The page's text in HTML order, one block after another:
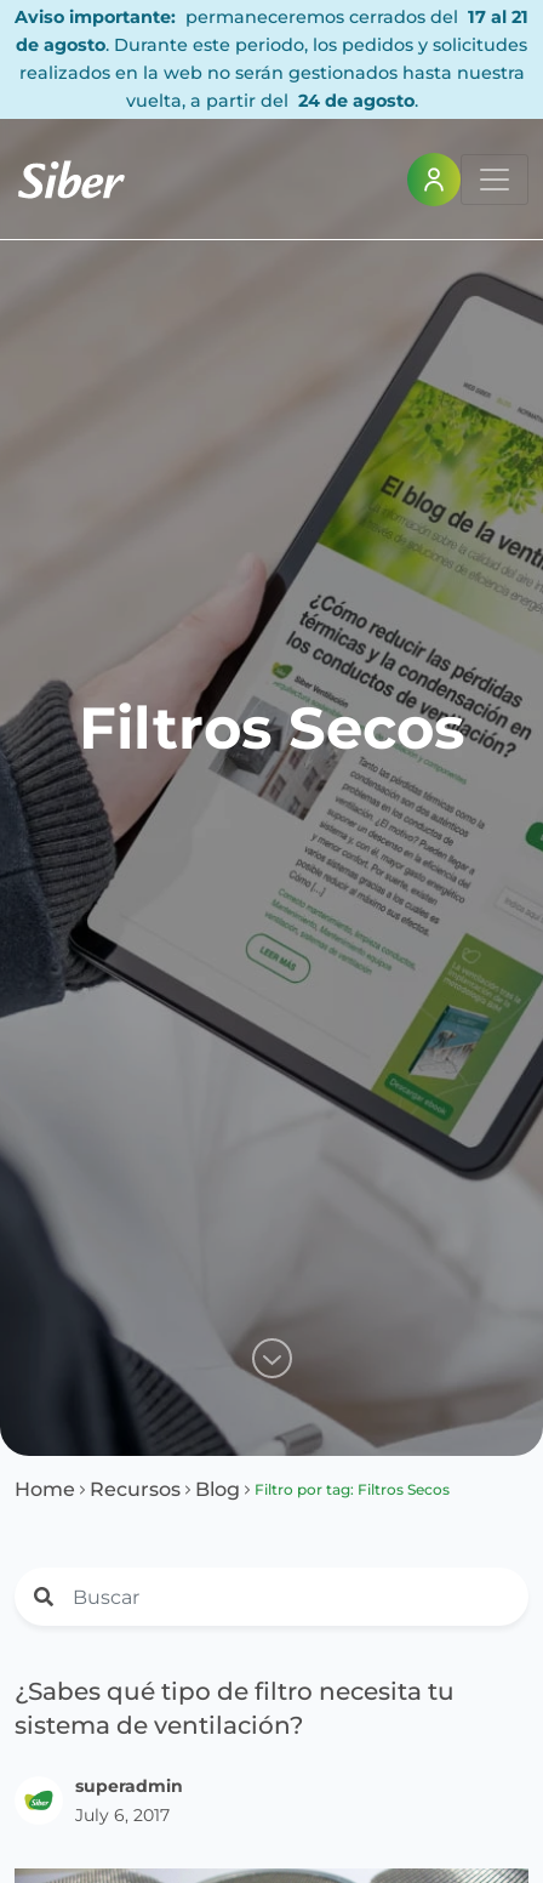
Aviso importante: permaneceremos cerrados del 17 al 21
de agosto. Durante este periodo, los pedidos y solicitudes
realizados en la web no serán gestionados hasta nuestra
vuelta, a partir del 24 de agosto.
Filtros Secos
Home Recursos Blog Filtro por tag: Filtros Secos
¿Sabes qué tipo de filtro necesita tu
sistema de ventilación?
superadmin
July 6, 2017